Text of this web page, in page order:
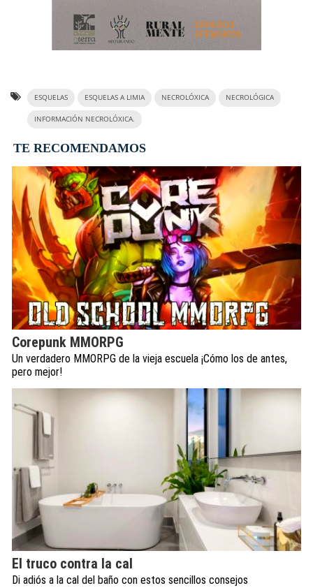
ESQUELAS ESQUELAS A LIMIA NECROLÓXICA NECROLÓGICA
INFORMACIÓN NECROLÓXICA.
TE RECOMENDAMOS
Corepunk MMORPG
Un verdadero MMORPG de la vieja escuela ¡Cómo los de antes,
pero mejor!
El truco contra la cal
Di adiós a la cal del baño con estos sencillos consejos